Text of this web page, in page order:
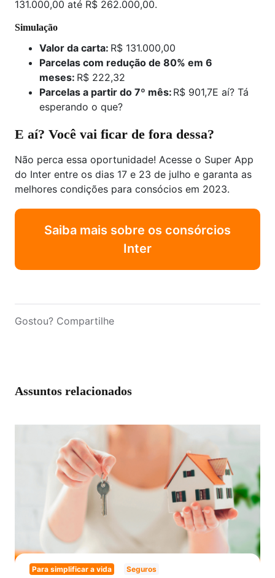
131.000,00 até R$ 262.000,00.
Simulação
Valor da carta: R$ 131.000,00
Parcelas com redução de 80% em 6
meses: R$ 222,32
Parcelas a partir do 7º mês: R$ 901,7E aí? Tá
esperando o que?
E aí? Você vai ficar de fora dessa?
Não perca essa oportunidade! Acesse o Super App
do Inter entre os dias 17 e 23 de julho e garanta as
melhores condições para consócios em 2023.
Saiba mais sobre os consórcios
Inter
Gostou? Compartilhe
Assuntos relacionados
Para simplificar a vida Seguros